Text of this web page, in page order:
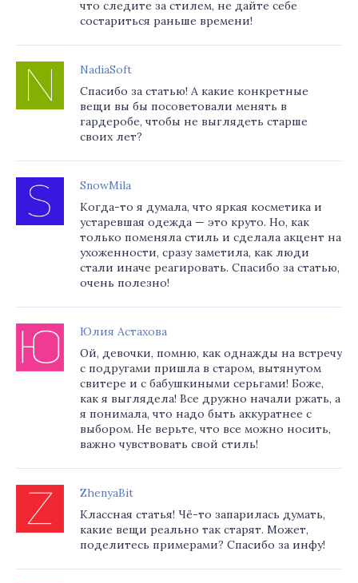
что следите за стилем, не дайте себе
состариться раньше времени!
NadiaSoft
Спасибо за статью! А какие конкретные
вещи вы бы посоветовали менять в
гардеробе, чтобы не выглядеть старше
своих лет?
SnowMila
Когда-то я думала, что яркая косметика и
устаревшая одежда — это круто. Но, как
только поменяла стиль и сделала акцент на
ухоженности, сразу заметила, как люди
стали иначе реагировать. Спасибо за статью,
очень полезно!
Юлия Астахова
Ой, девочки, помню, как однажды на встречу
с подругами пришла в старом, вытянутом
свитере и с бабушкиными серьгами! Боже,
как я выглядела! Все дружно начали ржать, а
я понимала, что надо быть аккуратнее с
выбором. Не верьте, что все можно носить,
важно чувствовать свой стиль!
ZhenyaBit
Классная статья! Чё-то запарилась думать,
какие вещи реально так старят. Может,
поделитесь примерами? Спасибо за инфу!